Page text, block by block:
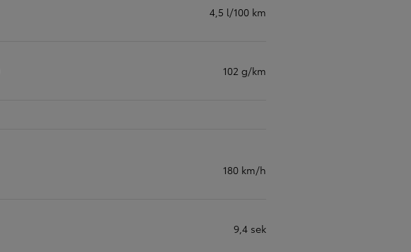
4,5 l/100 km
102 g/km
180 km/h
9,4 sek